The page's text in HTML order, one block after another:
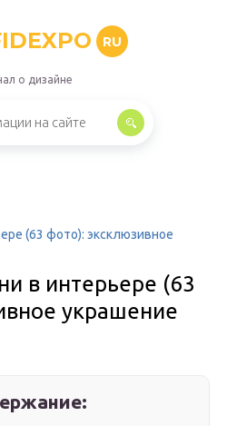
RU
о дизайне
(63 фото): эксклюзивное
в интерьере (63
украшение